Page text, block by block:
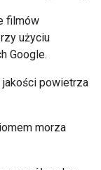
filmów
użyciu
Google.
powietrza
morza